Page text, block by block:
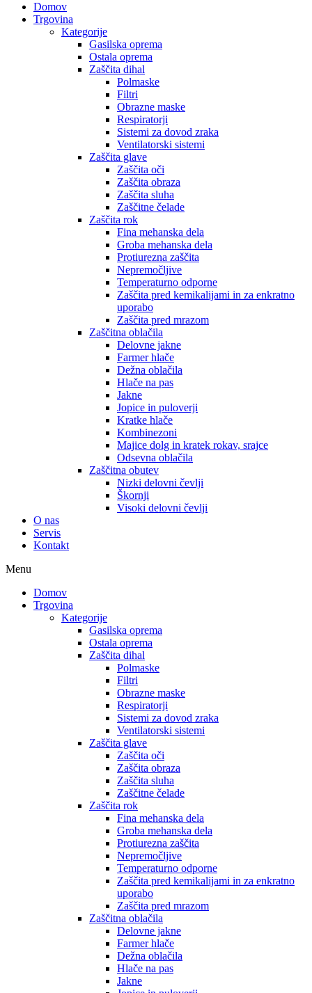
Domov
Trgovina
Kategorije
Gasilska oprema
Ostala oprema
Zaščita dihal
Polmaske
Filtri
Obrazne maske
Respiratorji
Sistemi za dovod zraka
Ventilatorski sistemi
Zaščita glave
Zaščita oči
Zaščita obraza
Zaščita sluha
Zaščitne čelade
Zaščita rok
Fina mehanska dela
Groba mehanska dela
Protiurezna zaščita
Nepremočljive
Temperaturno odporne
Zaščita pred kemikalijami in za enkratno
uporabo
Zaščita pred mrazom
Zaščitna oblačila
Delovne jakne
Farmer hlače
Dežna oblačila
Hlače na pas
Jakne
Jopice in puloverji
Kratke hlače
Kombinezoni
Majice dolg in kratek rokav, srajce
Odsevna oblačila
Zaščitna obutev
Nizki delovni čevlji
Škornji
Visoki delovni čevlji
O nas
Servis
Kontakt
Menu
Domov
Trgovina
Kategorije
Gasilska oprema
Ostala oprema
Zaščita dihal
Polmaske
Filtri
Obrazne maske
Respiratorji
Sistemi za dovod zraka
Ventilatorski sistemi
Zaščita glave
Zaščita oči
Zaščita obraza
Zaščita sluha
Zaščitne čelade
Zaščita rok
Fina mehanska dela
Groba mehanska dela
Protiurezna zaščita
Nepremočljive
Temperaturno odporne
Zaščita pred kemikalijami in za enkratno
uporabo
Zaščita pred mrazom
Zaščitna oblačila
Delovne jakne
Farmer hlače
Dežna oblačila
Hlače na pas
Jakne